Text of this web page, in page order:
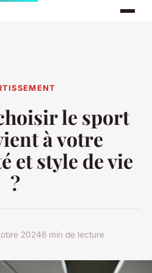
le sport
à votre
et style de vie
?
20246 min de lecture